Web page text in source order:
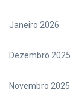
Janeiro 2026
Dezembro 2025
Novembro 2025